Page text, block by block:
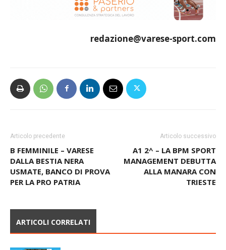
redazione@varese-sport.com
Articolo precedente
B FEMMINILE – VARESE
DALLA BESTIA NERA
USMATE, BANCO DI PROVA
PER LA PRO PATRIA
Articolo successivo
A1 2^ – LA BPM SPORT
MANAGEMENT DEBUTTA
ALLA MANARA CON
TRIESTE
ARTICOLI CORRELATI